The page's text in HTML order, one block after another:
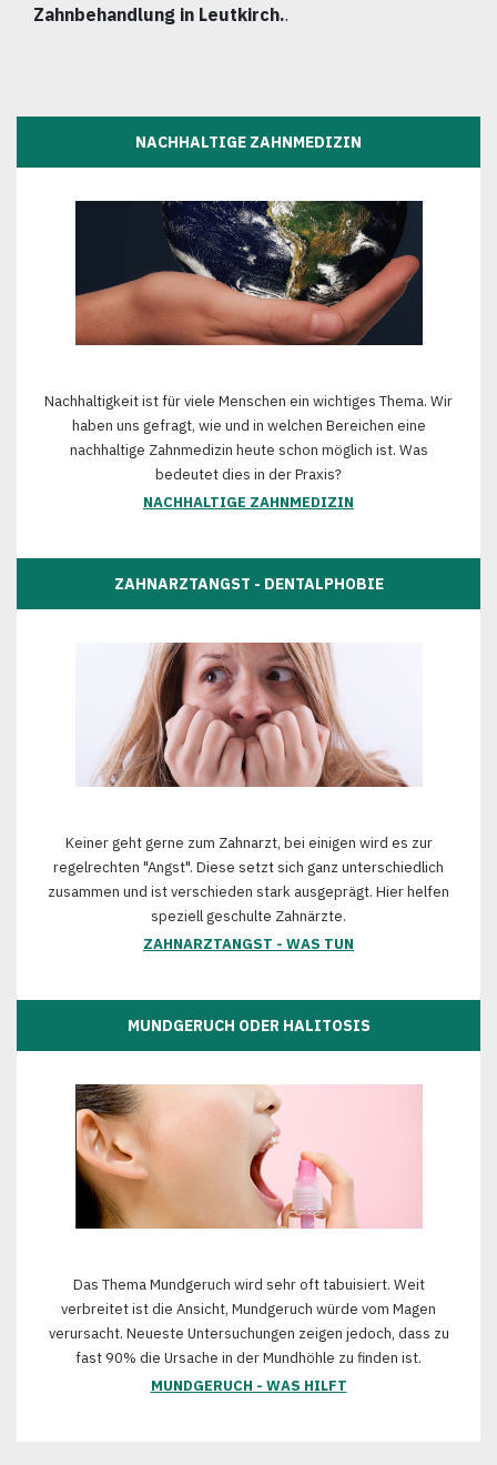
Zahnbehandlung in Leutkirch..
NACHHALTIGE ZAHNMEDIZIN
Nachhaltigkeit ist für viele Menschen ein wichtiges Thema. Wir
haben uns gefragt, wie und in welchen Bereichen eine
nachhaltige Zahnmedizin heute schon möglich ist. Was
bedeutet dies in der Praxis?
NACHHALTIGE ZAHNMEDIZIN
ZAHNARZTANGST - DENTALPHOBIE
Keiner geht gerne zum Zahnarzt, bei einigen wird es zur
regelrechten "Angst". Diese setzt sich ganz unterschiedlich
zusammen und ist verschieden stark ausgeprägt. Hier helfen
speziell geschulte Zahnärzte.
ZAHNARZTANGST - WAS TUN
MUNDGERUCH ODER HALITOSIS
Das Thema Mundgeruch wird sehr oft tabuisiert. Weit
verbreitet ist die Ansicht, Mundgeruch würde vom Magen
verursacht. Neueste Untersuchungen zeigen jedoch, dass zu
fast 90% die Ursache in der Mundhöhle zu finden ist.
MUNDGERUCH - WAS HILFT